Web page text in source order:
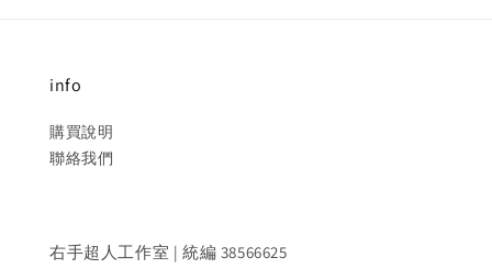
info
購買說明
聯絡我們
右手超人工作室 | 統編 38566625